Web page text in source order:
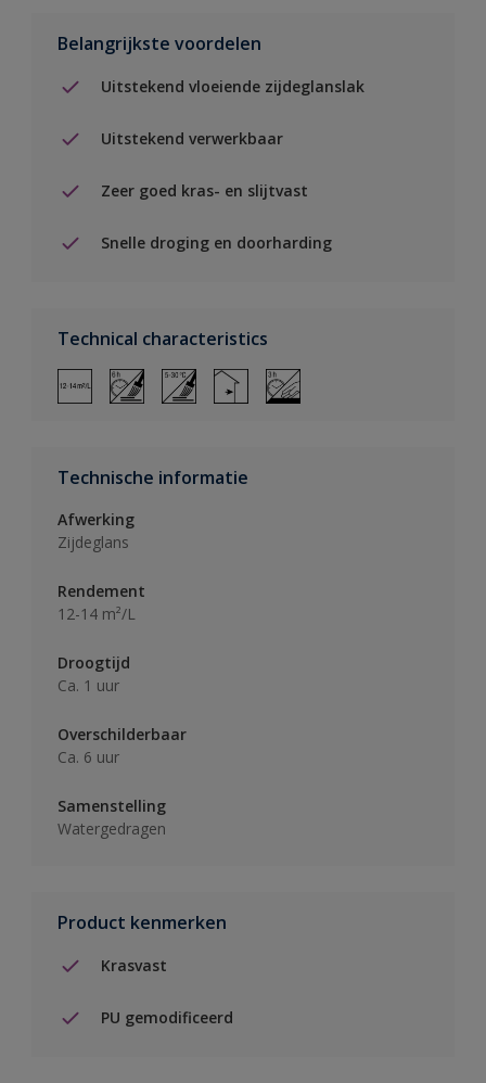
Belangrijkste voordelen
Uitstekend vloeiende zijdeglanslak
Uitstekend verwerkbaar
Zeer goed kras- en slijtvast
Snelle droging en doorharding
Technical characteristics
Technische informatie
Afwerking
Zijdeglans
Rendement
12-14 m²/L
Droogtijd
Ca. 1 uur
Overschilderbaar
Ca. 6 uur
Samenstelling
Watergedragen
Product kenmerken
Krasvast
PU gemodificeerd